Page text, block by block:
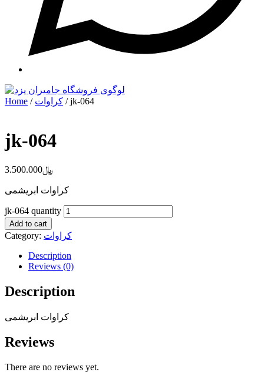
Home / کراوات / jk-064
jk-064
﷼3.500.000
کراوات ابریشمی
jk-064 quantity
Add to cart
Category: کراوات
Description
Reviews (0)
Description
کراوات ابریشمی
Reviews
There are no reviews yet.